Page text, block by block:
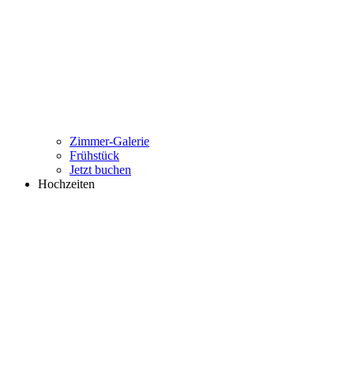
Zimmer-Galerie
Frühstück
Jetzt buchen
Hochzeiten